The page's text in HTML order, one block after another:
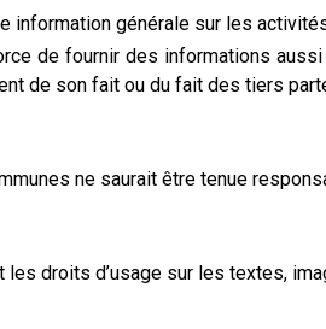
générale sur les
de fournir des informations
de son fait ou du fait des tiers
ne saurait être tenue
les droits d’usage sur les textes,